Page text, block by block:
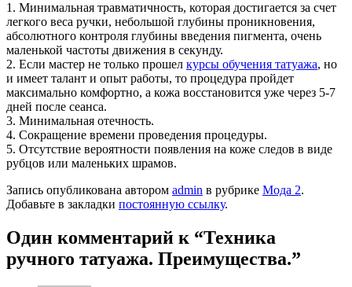
1. Минимальная травматичность, которая достигается за счет
легкого веса ручки, небольшой глубины проникновения,
абсолютного контроля глубины введения пигмента, очень
маленькой частоты движения в секунду.
2. Если мастер не только прошел курсы обучения татуажа, но
и имеет талант и опыт работы, то процедура пройдет
максимально комфортно, а кожа восстановится уже через 5-7
дней после сеанса.
3. Минимальная отечность.
4. Сокращение времени проведения процедуры.
5. Отсутствие вероятности появления на коже следов в виде
рубцов или маленьких шрамов.
Запись опубликована автором admin в рубрике Мода 2.
Добавьте в закладки постоянную ссылку.
Один комментарий к “Техника
ручного татуажа. Преимущества.”